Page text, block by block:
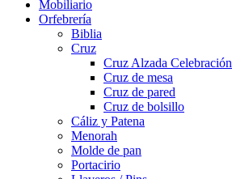
Mobiliario
Orfebrería
Biblia
Cruz
Cruz Alzada Celebración
Cruz de mesa
Cruz de pared
Cruz de bolsillo
Cáliz y Patena
Menorah
Molde de pan
Portacirio